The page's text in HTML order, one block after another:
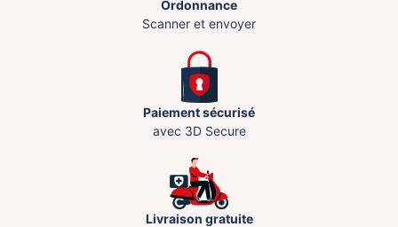
Ordonnance
Scanner et envoyer
Paiement sécurisé
avec 3D Secure
Livraison gratuite